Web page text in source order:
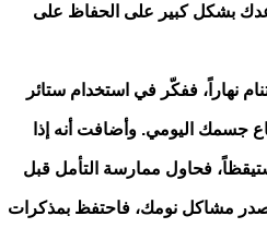
بشكل كبير على الحفاظ على
نهاراً، ففكّر في استخدام ستائر
جسمك اليومي. وأضافت أنه إذا
فحاول ممارسة التأمل قبل
مصدر مشاكل نومك، فاحتفظ بمذكرات